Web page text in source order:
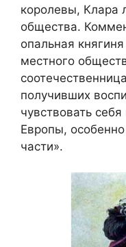
королевы, Клара
общества.
опальная
местного
получивших
чувствовать
Европы,
части».